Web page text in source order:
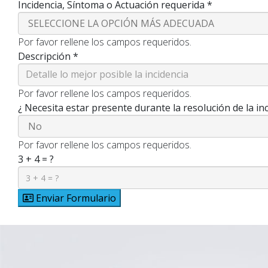
Incidencia, Síntoma o Actuación requerida *
Por favor rellene los campos requeridos.
Descripción *
Por favor rellene los campos requeridos.
¿ Necesita estar presente durante la resolución de la
Por favor rellene los campos requeridos.
3 + 4 = ?
Enviar Formulario